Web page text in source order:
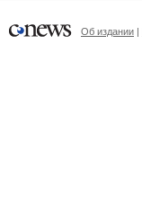
Об издании |